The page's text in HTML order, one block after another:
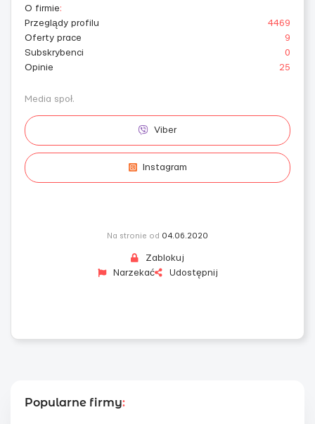
O firmie:
Przeglądy profilu
4469
Oferty prace
9
Subskrybenci
0
Opinie
25
Media społ.
Viber
Instagram
Na stronie od 04.06.2020
Zablokuj
Narzekać
Udostępnij
Popularne firmy: